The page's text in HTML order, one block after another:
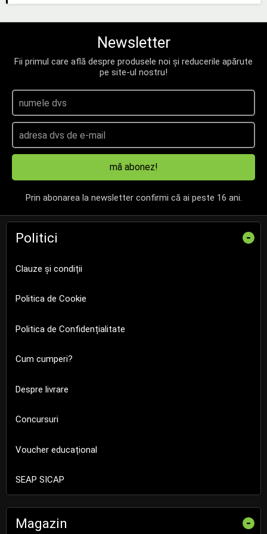
Newsletter
Fii primul care află despre produsele noi și reducerile apărute
pe site-ul nostru!
mă abonez!
Prin abonarea la newsletter confirmi că ai peste 16 ani.
Politici -
Clauze și condiții
Politica de Cookie
Politica de Confidențialitate
Cum cumperi?
Despre livrare
Concursuri
Voucher educațional
SEAP SICAP
Magazin -